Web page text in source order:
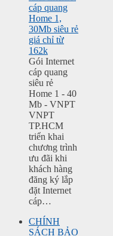
cáp quang
Home 1,
30Mb siêu rẻ
giá chỉ từ
162k
Gói Internet
cáp quang
siêu rẻ
Home 1 - 40
Mb - VNPT
VNPT
TP.HCM
triển khai
chương trình
ưu đãi khi
khách hàng
đăng ký lắp
đặt Internet
cáp…
CHÍNH
SÁCH BẢO